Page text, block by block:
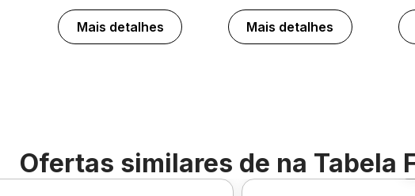
Mais detalhes Mais detalhes
Ofertas similares de na Tabela